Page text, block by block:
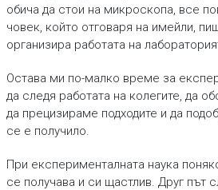
обича да стои на микроскопа, все
човек, който отговаря на имейли,
организира работата на
Остава ми по-малко време за
да следя работата на колегите, да
да прецизираме подходите и да
се е получило.
При експерименталната наука
се получава и си щастлив. Друг път